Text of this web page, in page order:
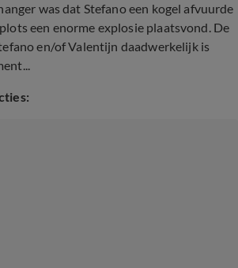
was dat Stefano een kogel afvuurde
een enorme explosie plaatsvond. De
en/of Valentijn daadwerkelijk is